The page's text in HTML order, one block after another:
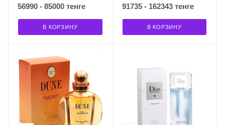
56990 - 85000 тенге
В КОРЗИНУ
91735 - 162343 тенге
В КОРЗИНУ